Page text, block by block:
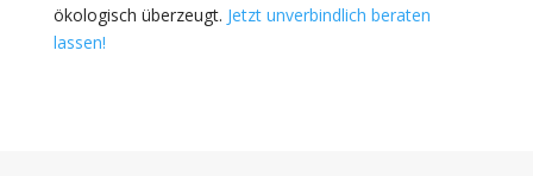
ökologisch überzeugt. Jetzt unverbindlich beraten
lassen!